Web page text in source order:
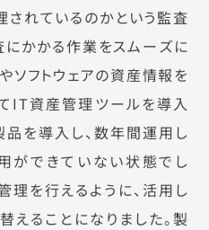
れているのかという監査
かかる作業をスムーズに
ソフトウェアの資産情報を
IT資産管理ツールを導入
品を導入し、数年間運用し
ができていない状態でし
理を行えるように、活用し
ることになりました。製